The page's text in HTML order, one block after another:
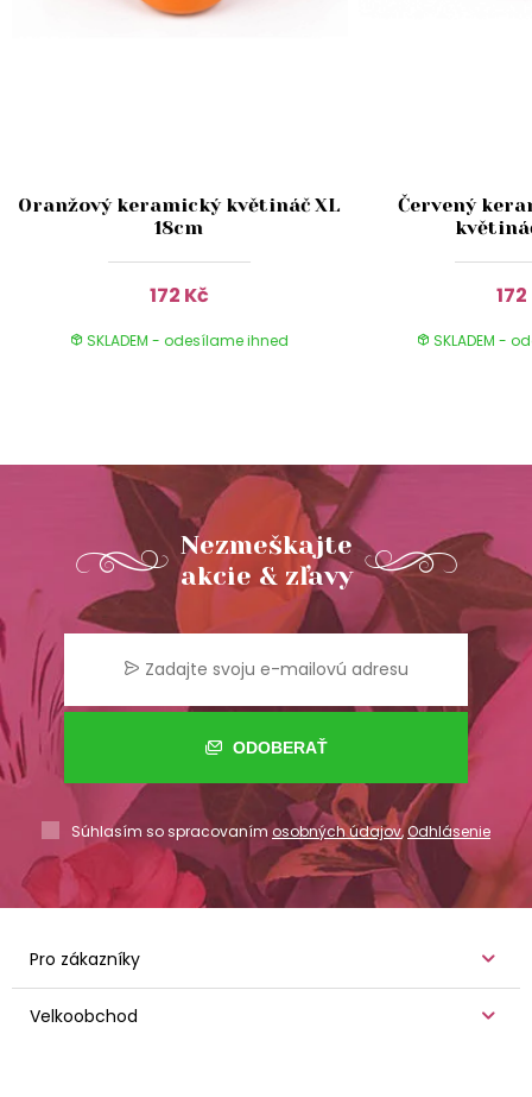
Oranžový keramický květináč XL
18cm
172 Kč
SKLADEM - odesílame ihned
Červený
SKLADEM -
Nezmeškajte
akcie & zľavy
ODOBERAŤ
Súhlasím so spracovaním osobných údajov,Odhlásenie
Pro zákazníky
Velkoobchod